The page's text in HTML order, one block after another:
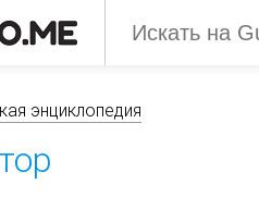
энциклопедия